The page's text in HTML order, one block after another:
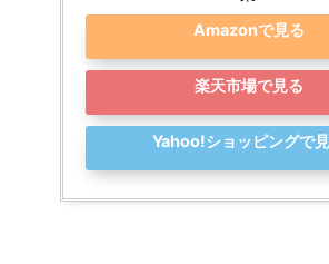
Amazonで見る
楽天市場で見る
Yahoo!ショッピングで